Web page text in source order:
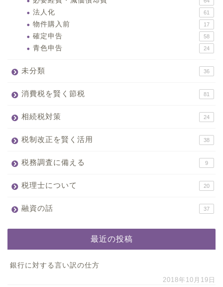
法人化 61
物件購入前 17
確定申告 58
青色申告 24
未分類 36
消費税を賢く節税 81
相続税対策 24
税制改正を賢く活用 38
税務調査に備える 9
税理士について 20
融資の話 37
最近の投稿
銀行に対する言い訳の仕方
2018年10月19日